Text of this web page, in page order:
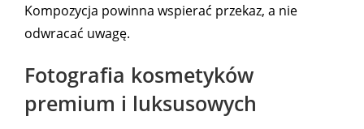
Kompozycja powinna wspierać przekaz, a nie
odwracać uwagę.
Fotografia kosmetyków
premium i luksusowych